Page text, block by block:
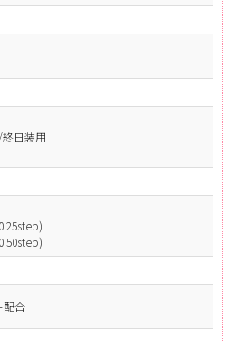
日装用
配合